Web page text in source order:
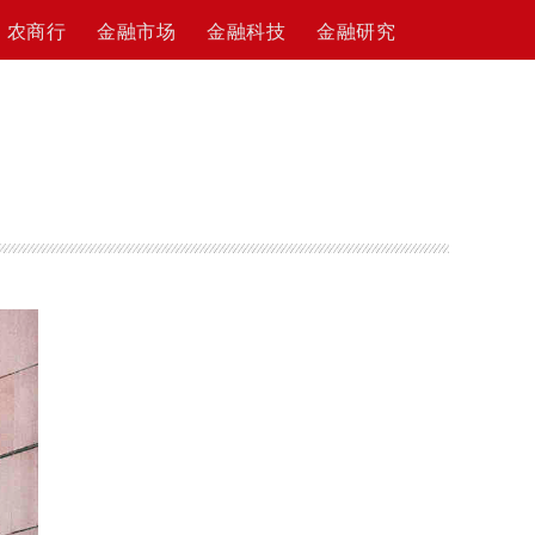
农商行 金融市场 金融科技 金融研究